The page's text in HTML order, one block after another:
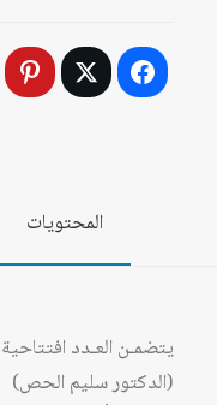
المحتويات
يتضمـن العـدد
(الدكتور سليم الحص)